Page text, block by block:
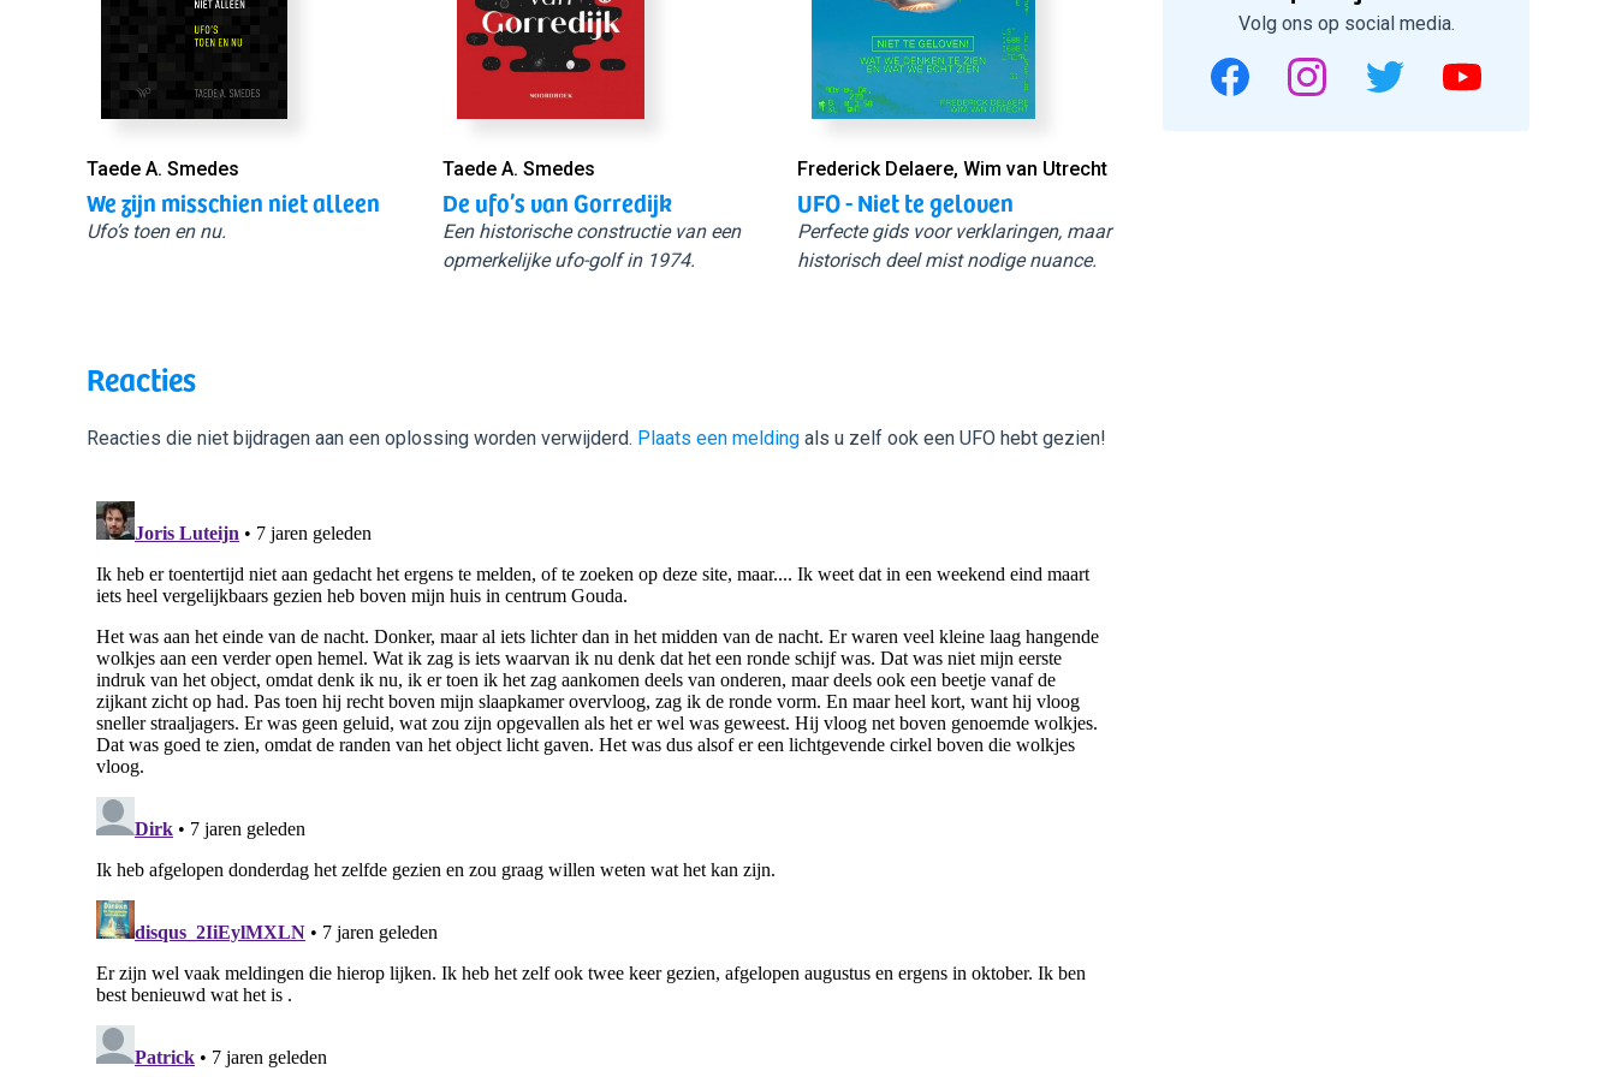
Taede A. Smedes
We zijn misschien niet alleen
Ufo’s toen en nu.
Taede A. Smedes
De ufo’s van Gorredijk
Een historische constructie van een
opmerkelijke ufo-golf in 1974.
Frederick Delaere, Wim van Utrecht
UFO - Niet te geloven
Perfecte gids voor verklaringen, maar
historisch deel mist nodige nuance.
Reacties
Reacties die niet bijdragen aan een oplossing worden verwijderd. Plaats een melding als u zelf ook een UFO hebt gezien!
Volg ons op social media.